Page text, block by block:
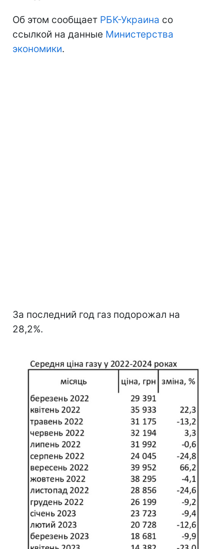
Об этом сообщает РБК-Украина со
ссылкой на данные Министерства
экономики.
За последний год газ подорожал на
28,2%.